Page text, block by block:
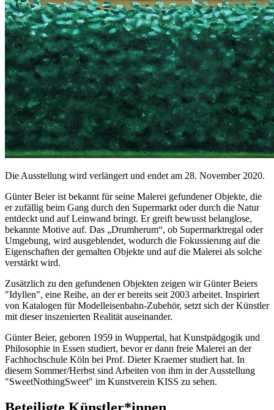
Die Ausstellung wird verlängert und endet am 28. November 2020.
Günter Beier ist bekannt für seine Malerei gefundener Objekte, die
er zufällig beim Gang durch den Supermarkt oder durch die Natur
entdeckt und auf Leinwand bringt. Er greift bewusst belanglose,
bekannte Motive auf. Das „Drumherum“, ob Supermarktregal oder
Umgebung, wird ausgeblendet, wodurch die Fokussierung auf die
Eigenschaften der gemalten Objekte und auf die Malerei als solche
verstärkt wird.
Zusätzlich zu den gefundenen Objekten zeigen wir Günter Beiers
"Idyllen", eine Reihe, an der er bereits seit 2003 arbeitet. Inspiriert
von Katalogen für Modelleisenbahn-Zubehör, setzt sich der Künstler
mit dieser inszenierten Realität auseinander.
Günter Beier, geboren 1959 in Wuppertal, hat Kunstpädgogik und
Philosophie in Essen studiert, bevor er dann freie Malerei an der
Fachhochschule Köln bei Prof. Dieter Kraemer studiert hat. In
diesem Sommer/Herbst sind Arbeiten von ihm in der Ausstellung
"SweetNothingSweet" im Kunstverein KISS zu sehen.